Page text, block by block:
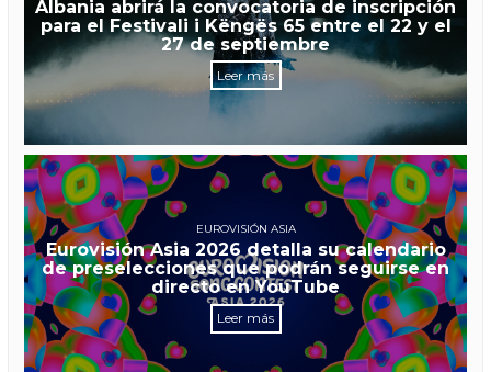
Albania abrirá la convocatoria de inscripción
para el Festivali i Këngës 65 entre el 22 y el
27 de septiembre
Leer más
EUROVISIÓN ASIA
Eurovisión Asia 2026 detalla su calendario
de preselecciones que podrán seguirse en
directo en YouTube
Leer más